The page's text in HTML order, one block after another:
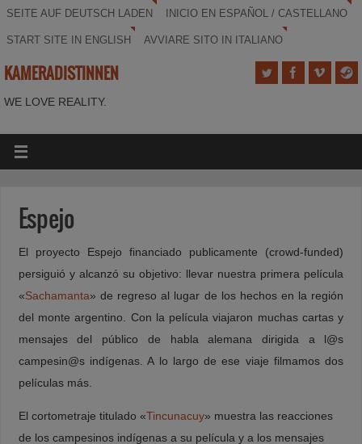
SEITE AUF DEUTSCH LADEN INICIO EN ESPAÑOL / CASTELLANO
START SITE IN ENGLISH AVVIARE SITO IN ITALIANO
KAMERADISTINNEN
WE LOVE REALITY.
Espejo
El proyecto Espejo financiado publicamente (crowd-funded)
persiguió y alcanzó su objetivo: llevar nuestra primera película
«Sachamanta» de regreso al lugar de los hechos en la región
del monte argentino. Con la película viajaron muchas cartas y
mensajes del público de habla alemana dirigida a l@s
campesin@s indígenas. A lo largo de ese viaje filmamos dos
películas más.
El cortometraje titulado «Tincunacuy» muestra las reacciones
de los campesinos indígenas a su película y a los mensajes